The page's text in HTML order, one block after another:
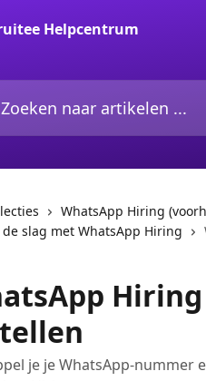
naar artikelen ...
WhatsApp Hiring
de slag met WhatsApp Hiring
je je WhatsApp-nummer